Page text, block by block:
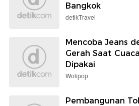
Bangkok
detikTravel
Mencoba Jeans
Gerah Saat
Dipakai
Wolipop
Pembangunan